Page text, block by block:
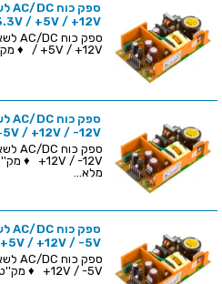
/ +5V / +12V
/ +5V / +12V ♦ מק''ט יצרן : SDS60UT03 למפרט מל...
/ +12V / -12V
מלא...
+5V / +12V / -5V
+12V / -5V ♦ מק''ט יצרן : SDS60UT06 למפרט מלא ...